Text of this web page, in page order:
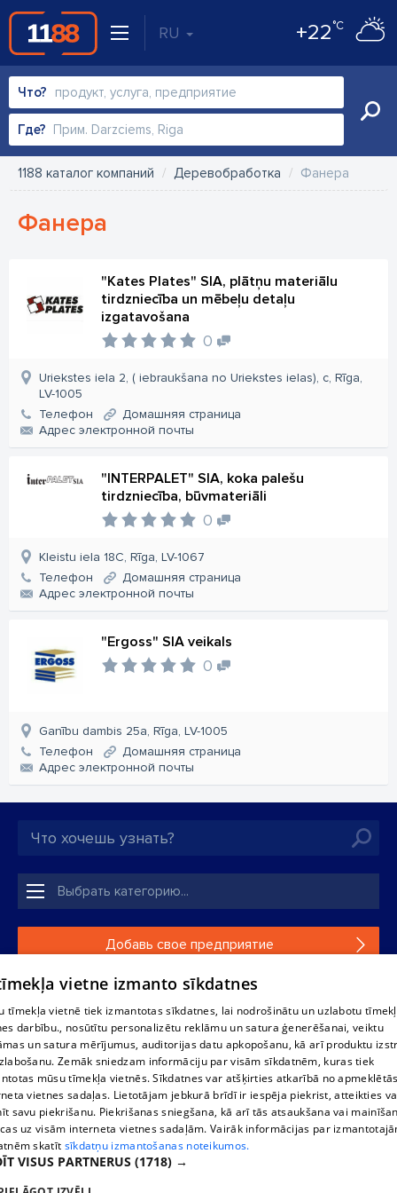
RU +22°C
Что?
Где?
1188 каталог компаний Деревобработка Фанера
Фанера
"Kates Plates" SIA, plātņu materiālu
tirdzniecība un mēbeļu detaļu
izgatavošana
0
Uriekstes iela 2, ( iebraukšana no Uriekstes ielas), c, Rīga,
LV-1005
Телефон
Домашняя страница
Aдрес электронной почты
"INTERPALET" SIA, koka palešu
tirdzniecība, būvmateriāli
0
Kleistu iela 18C, Rīga, LV-1067
Телефон
Домашняя страница
Aдрес электронной почты
"Ergoss" SIA veikals
0
Ganību dambis 25a, Rīga, LV-1005
Телефон
Домашняя страница
Aдрес электронной почты
Добавь свое предприятие
Если твоего предприятия нет в нашей базе данных,
Полное или частичное распространение или копирование
информации из баз данных 1188 в любой форме строго
запрещено. Также запрещается автоматическое
скачивание информации. Перепубликация любого
материала, опубликованного на сайте 1188 , возможна
только с согласия редакции сайта 1188.
vietne izmanto sīkdatnes
tīmekļa vietnē tiek izmantotas sīkdatnes, lai nodrošinātu un uzlabotu
darbību., nosūtītu personalizētu reklāmu un satura ģenerēšanai, veiktu
un satura mērījumus, auditorijas datu apkopošanu, kā arī produktu
Zemāk sniedzam informāciju par visām sīkdatnēm, kuras tiek
mūsu tīmekļa vietnēs. Sīkdatnes var atšķirties atkarībā no
vietnes sadaļas. Lietotājam jebkurā brīdī ir iespēja piekrist, atteikties
savu piekrišanu. Piekrišanas sniegšana, kā arī tās atsaukšana vai
uz visām interneta vietnes sadaļām. Vairāk informācijas par
skatīt sīkdatņu izmantošanas noteikumos.
VISUS PARTNERUS (1718) →